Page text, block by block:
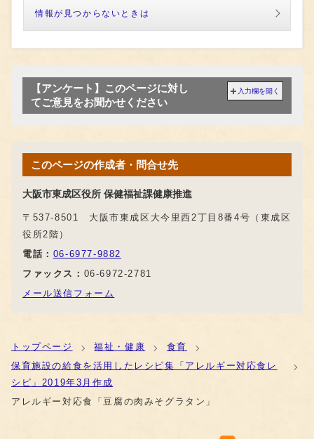
情報が見つからないときは
【アンケート】このページに対し
てご意見をお聞かせください
入力欄を開く
このページの作成者・問合せ先
大阪市東成区役所 保健福祉課健康推進
〒537-8501 大阪市東成区大今里西2丁目8番4号（東成区
役所2階）
電話： 06-6977-9882
ファックス： 06-6972-2781
メール送信フォーム
トップページ 福祉・健康
食育
保育施設の給食を活用したレシピ集「アレルギー対応食レ
シピ」2019年3月作成
アレルギー対応食「豆腐の肉みそグラタン」